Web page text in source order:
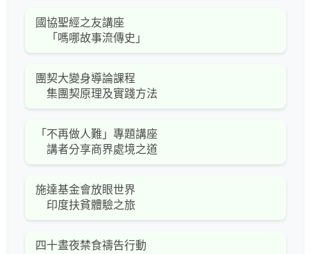
國協聖經之友講座
「嗎哪故事流傳史」
團契大變身導論課程
集團契原理及實踐方法
「不再做人難」專題講座
講者分享商界處境之道
施達基金會放眼世界
印度扶貧體驗之旅
四十晝夜禁食禱告行動